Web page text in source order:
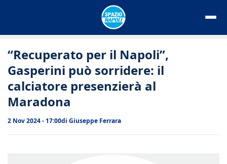
“Recuperato per il Napoli”,
Gasperini può sorridere: il
calciatore presenzierà al
Maradona
2 Nov 2024 - 17:00di Giuseppe Ferrara